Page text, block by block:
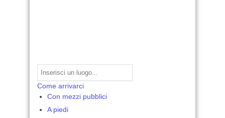
Come arrivarci
Con mezzi pubblici
A piedi